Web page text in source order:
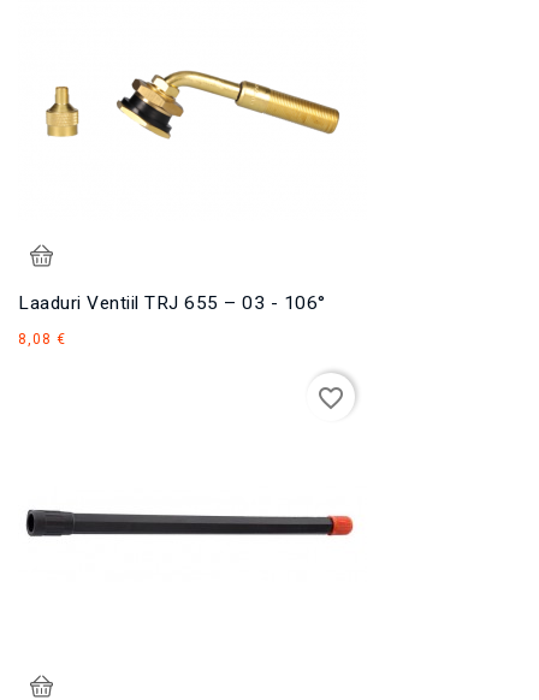
Laaduri Ventiil TRJ 655 – 03 - 106°
8,08 €
favorite_border